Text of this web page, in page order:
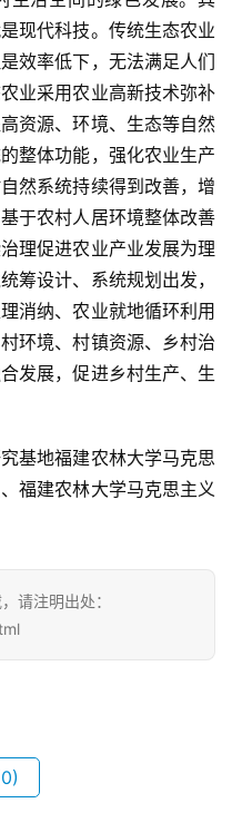
现代科技。传统生态农业
效率低下，无法满足人们
业采用农业高新技术弥补
资源、环境、生态等自然
整体功能，强化农业生产
然系统持续得到改善，增
于农村人居环境整体改善
理促进农业产业发展为理
筹设计、系统规划出发，
消纳、农业就地循环利用
环境、村镇资源、乡村治
发展，促进乡村生产、生
基地福建农林大学马克思
福建农林大学马克思主义
请注明出处：